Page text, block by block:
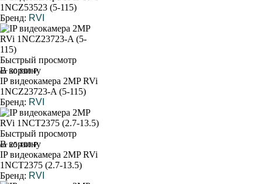
1NCZ53523 (5-115)
Бренд: RVI
Быстрый просмотр
В корзину
от 30 800 ₽
IP видеокамера 2MP RVi
1NCZ23723-A (5-115)
Бренд: RVI
Быстрый просмотр
В корзину
от 25 400 ₽
IP видеокамера 2MP RVi
1NCT2375 (2.7-13.5)
Бренд: RVI